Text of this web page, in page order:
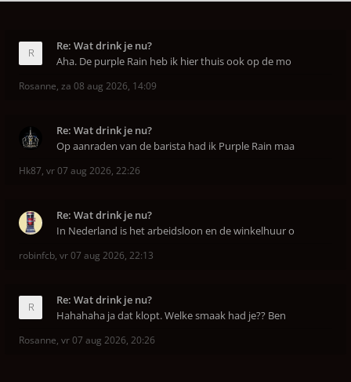
Re: Wat drink je nu?
Aha. De purple Rain heb ik hier thuis ook op de mo
Rosanne, za 08 aug 2026, 14:09
Re: Wat drink je nu?
Op aanraden van de barista had ik Purple Rain maa
Hk87, vr 07 aug 2026, 22:26
Re: Wat drink je nu?
In Nederland is het arbeidsloon en de winkelhuur o
robinfcb, vr 07 aug 2026, 22:13
Re: Wat drink je nu?
Hahahaha ja dat klopt. Welke smaak had je?? Ben
Rosanne, vr 07 aug 2026, 20:26